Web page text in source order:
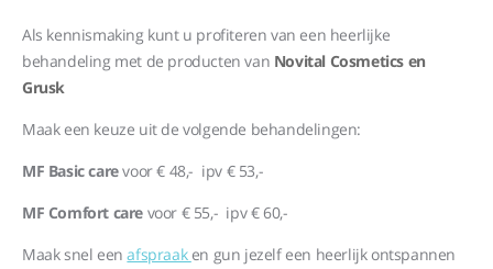
Als kennismaking kunt u profiteren van een heerlijke
behandeling met de producten van Novital Cosmetics en
Grusk
Maak een keuze uit de volgende behandelingen:
MF Basic carevoor € 48,- ipv € 53,-
MF Comfort care voor € 55,- ipv € 60,-
Maak snel eenafspraaken gun jezelf een heerlijk ontspannen